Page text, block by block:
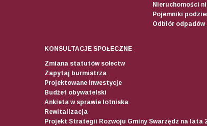
Nieruchomości
Pojemniki
Odbiór
KONSULTACJE SPOŁECZNE
Zmiana statutów sołectw
Zapytaj burmistrza
Projektowane inwestycje
Budżet obywatelski
Ankieta w sprawie lotniska
Rewitalizacja
Projekt Strategii Rozwoju Gminy Swarzędz na lata